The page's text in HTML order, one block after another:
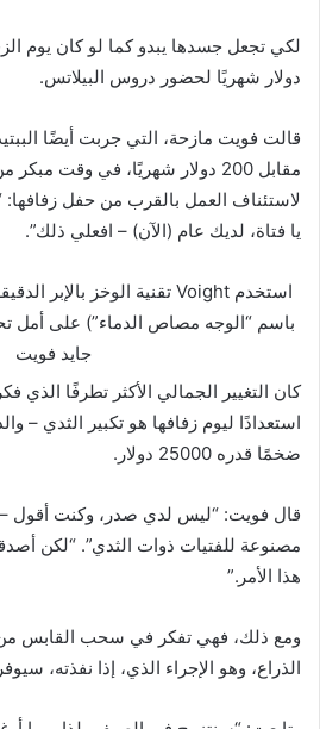
دولار شهريًا لحضور دروس البيلاتس.
قالت فويت مازحة، التي جربت أيضًا
مقابل 200 دولار شهريًا، في وقت
لاستئناف العمل بالقرب من حفل زفافها:
يا فتاة، لديك عام (الآن) – افعلي ذلك”.
باسم “الوجه مصاص الدماء”) على أمل
جايد فويت
كان التغيير الجمالي الأكثر تطرفًا الذي
استعدادًا ليوم زفافها هو تكبير الثدي –
ضخمًا قدره 25000 دولار.
قال فويت: “ليس لدي صدر، وكنت أقول
مصنوعة للفتيات ذوات الثدي”. “لكن
هذا الأمر.”
ومع ذلك، فهي تفكر في سحب القابس
الذراع، وهو الإجراء الذي، إذا نفذته، سيوفر لها 10000